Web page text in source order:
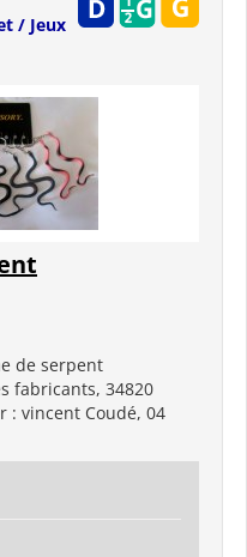
/ Jeux
de serpent
fabricants, 34820
: vincent Coudé, 04